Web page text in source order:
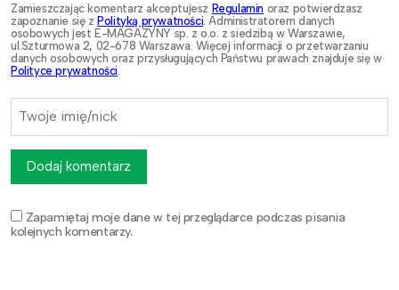
Zamieszczając komentarz akceptujesz Regulamin oraz potwierdzasz
zapoznanie się zPolityką prywatności . Administratorem danych
osobowych jest E-MAGAZYNY sp. z o.o. z siedzibą w Warszawie,
ul.Szturmowa 2, 02-678 Warszawa. Więcej informacji o przetwarzaniu
danych osobowych oraz przysługujących Państwu prawach znajduje się w
Polityce prywatności
Zapamiętaj moje dane w tej przeglądarce podczas pisania
kolejnych komentarzy.
Dodaj komentarz